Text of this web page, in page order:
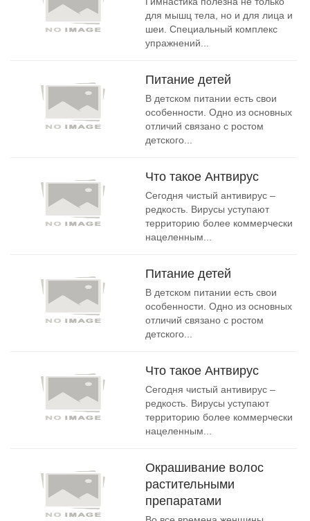
для мышц тела, но и для лица и
шеи. Специальный комплекс
упражнений...
Питание детей
В детском питании есть свои
особенности. Одно из основных
отличий связано с ростом
детского...
Что такое Антвирус
Сегодня чистый антивирус –
редкость. Вирусы уступают
территорию более коммерчески
нацеленным...
Питание детей
В детском питании есть свои
особенности. Одно из основных
отличий связано с ростом
детского...
Что такое Антвирус
Сегодня чистый антивирус –
редкость. Вирусы уступают
территорию более коммерчески
нацеленным...
Окрашивание волос
растительными
препаратами